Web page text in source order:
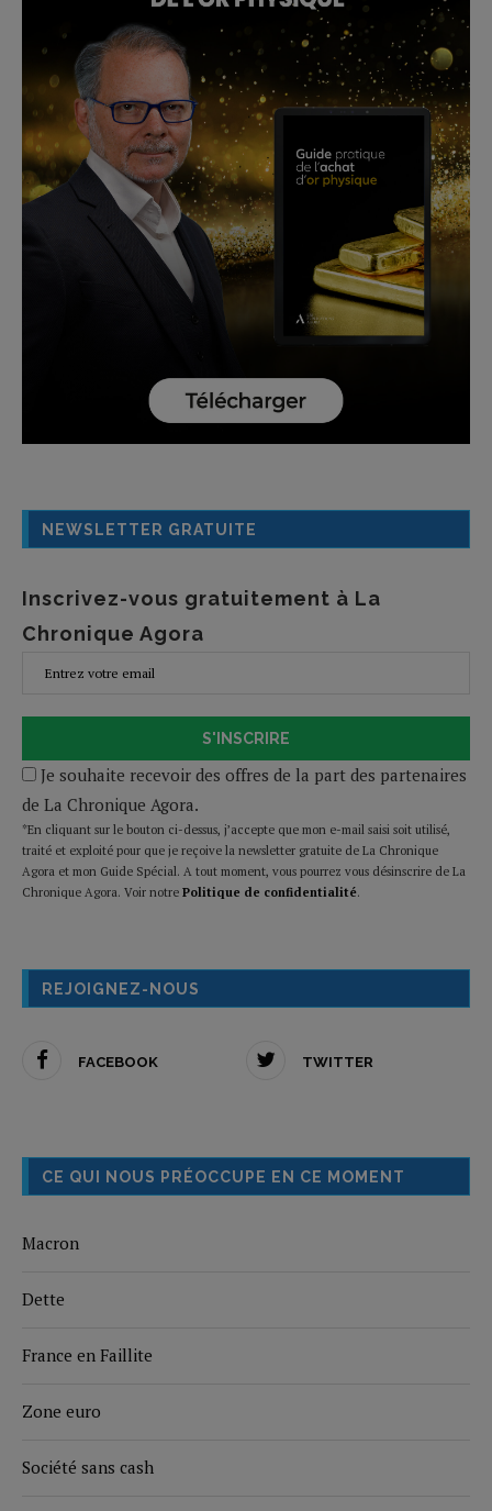
NEWSLETTER GRATUITE
Inscrivez-vous gratuitement à La
Chronique Agora
S'INSCRIRE
Je souhaite recevoir des offres de la part des partenaires
de La Chronique Agora.
*En cliquant sur le bouton ci-dessus, j’accepte que mon e-mail saisi soit utilisé,
traité et exploité pour que je reçoive la newsletter gratuite de La Chronique
Agora et mon Guide Spécial. A tout moment, vous pourrez vous désinscrire de La
Chronique Agora. Voir notre Politique de confidentialité.
REJOIGNEZ-NOUS
FACEBOOK TWITTER
CE QUI NOUS PRÉOCCUPE EN CE MOMENT
Macron
Dette
France en Faillite
Zone euro
Société sans cash